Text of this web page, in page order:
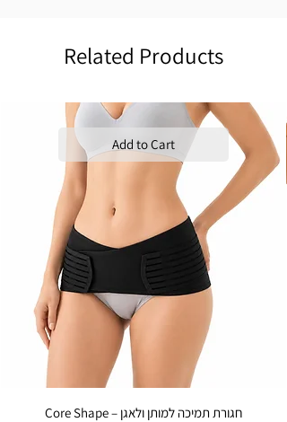
Related Products
Add to Cart
Core Shape – חגורת תמיכה למותן ולאגן